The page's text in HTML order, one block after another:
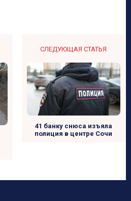
СЛЕДУЮЩАЯ СТАТЬЯ
41 банку снюса изъяла
полиция в центре Сочи